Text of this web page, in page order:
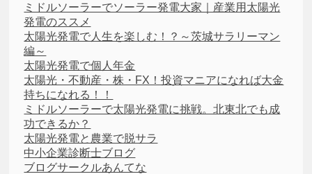
ミドルソーラーでソーラー発電大家｜産業用太陽光
発電のススメ
太陽光発電で人生を楽しむ！？～茨城サラリーマン
編～
太陽光発電で個人年金
太陽光・不動産・株・FX！投資マニアになれば大金
持ちになれる！！
ミドルソーラーで太陽光発電に挑戦。北東北でも成
功できるか？
太陽光発電と農業で脱サラ
中小企業診断士ブログ
ブログサークルあんてな